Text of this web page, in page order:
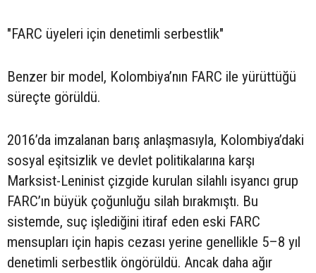
"FARC üyeleri için denetimli serbestlik"
Benzer bir model, Kolombiya’nın FARC ile yürüttüğü
süreçte görüldü.
2016’da imzalanan barış anlaşmasıyla, Kolombiya’daki
sosyal eşitsizlik ve devlet politikalarına karşı
Marksist-Leninist çizgide kurulan silahlı isyancı grup
FARC’ın büyük çoğunluğu silah bırakmıştı. Bu
sistemde, suç işlediğini itiraf eden eski FARC
mensupları için hapis cezası yerine genellikle 5–8 yıl
denetimli serbestlik öngörüldü. Ancak daha ağır